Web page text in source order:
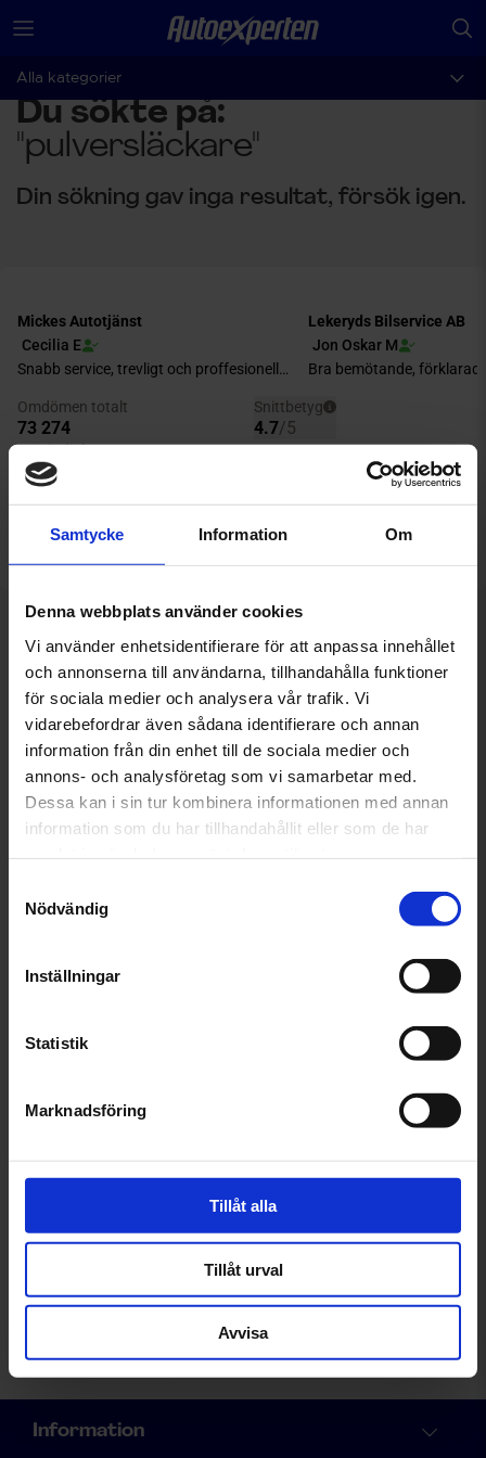
Samtycke Information Om
Denna webbplats använder cookies
Vi använder enhetsidentifierare för att anpassa innehållet
och annonserna till användarna, tillhandahålla funktioner
för sociala medier och analysera vår trafik. Vi
vidarebefordrar även sådana identifierare och annan
information från din enhet till de sociala medier och
annons- och analysföretag som vi samarbetar med.
Dessa kan i sin tur kombinera informationen med annan
information som du har tillhandahållit eller som de har
Nödvändig
Inställningar
Statistik
Marknadsföring
Tillåt alla
Tillåt urval
Avvisa
Alla kategorier
Du sökte på:
"pulversläckare"
Din sökning gav inga resultat, försök igen.
Känn dig trygg.
Assistansförsäkring
Vid bilservice får du alltid fri
Godkänd Bilverkstad
En standard för att säkerställa
du betala verkstadsbesöket
Få senaste nytt och specialerbjudanden från Autoexperten,
Information